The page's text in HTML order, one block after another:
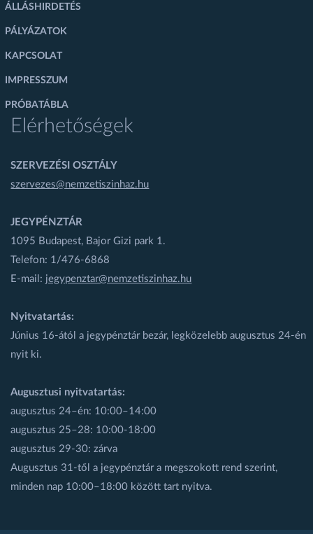
ÁLLÁSHIRDETÉS
PÁLYÁZATOK
KAPCSOLAT
IMPRESSZUM
PRÓBATÁBLA
Elérhetőségek
SZERVEZÉSI OSZTÁLY
szervezes@nemzetiszinhaz.hu
JEGYPÉNZTÁR
1095 Budapest, Bajor Gizi park 1.
Telefon: 1/476-6868
E-mail: jegypenztar@nemzetiszinhaz.hu
Nyitvatartás:
Június 16-ától a jegypénztár bezár, legközelebb augusztus 24-én
nyit ki.
Augusztusi nyitvatartás:
augusztus 24–én: 10:00–14:00
augusztus 25–28: 10:00-18:00
augusztus 29-30: zárva
Augusztus 31-től a jegypénztár a megszokott rend szerint,
minden nap 10:00–18:00 között tart nyitva.